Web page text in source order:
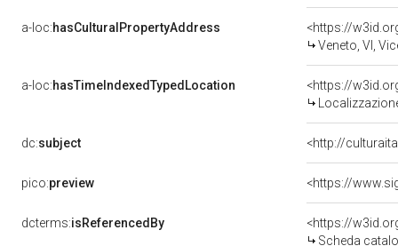
a-loc:hasCulturalPropertyAddress
<https://
Veneto, VI,
a-loc:hasTimeIndexedTypedLocation
<https://
dc:subject <http://
pico:preview
dcterms:isReferencedBy
<https://
Scheda